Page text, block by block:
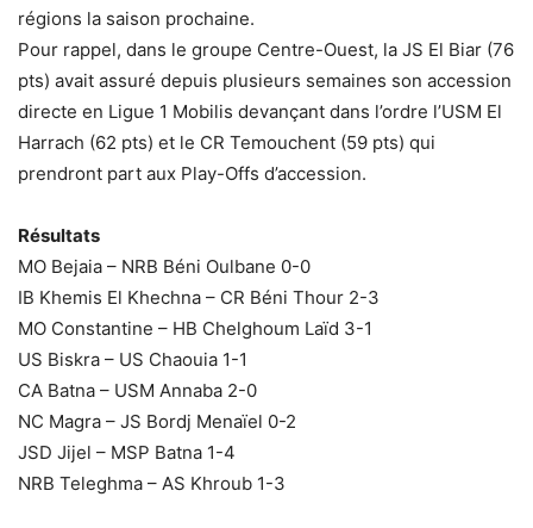
régions la saison prochaine.
Pour rappel, dans le groupe Centre-Ouest, la JS El Biar (76
pts) avait assuré depuis plusieurs semaines son accession
directe en Ligue 1 Mobilis devançant dans l’ordre l’USM El
Harrach (62 pts) et le CR Temouchent (59 pts) qui
prendront part aux Play-Offs d’accession.
Résultats
MO Bejaia – NRB Béni Oulbane 0-0
IB Khemis El Khechna – CR Béni Thour 2-3
MO Constantine – HB Chelghoum Laïd 3-1
US Biskra – US Chaouia 1-1
CA Batna – USM Annaba 2-0
NC Magra – JS Bordj Menaïel 0-2
JSD Jijel – MSP Batna 1-4
NRB Teleghma – AS Khroub 1-3